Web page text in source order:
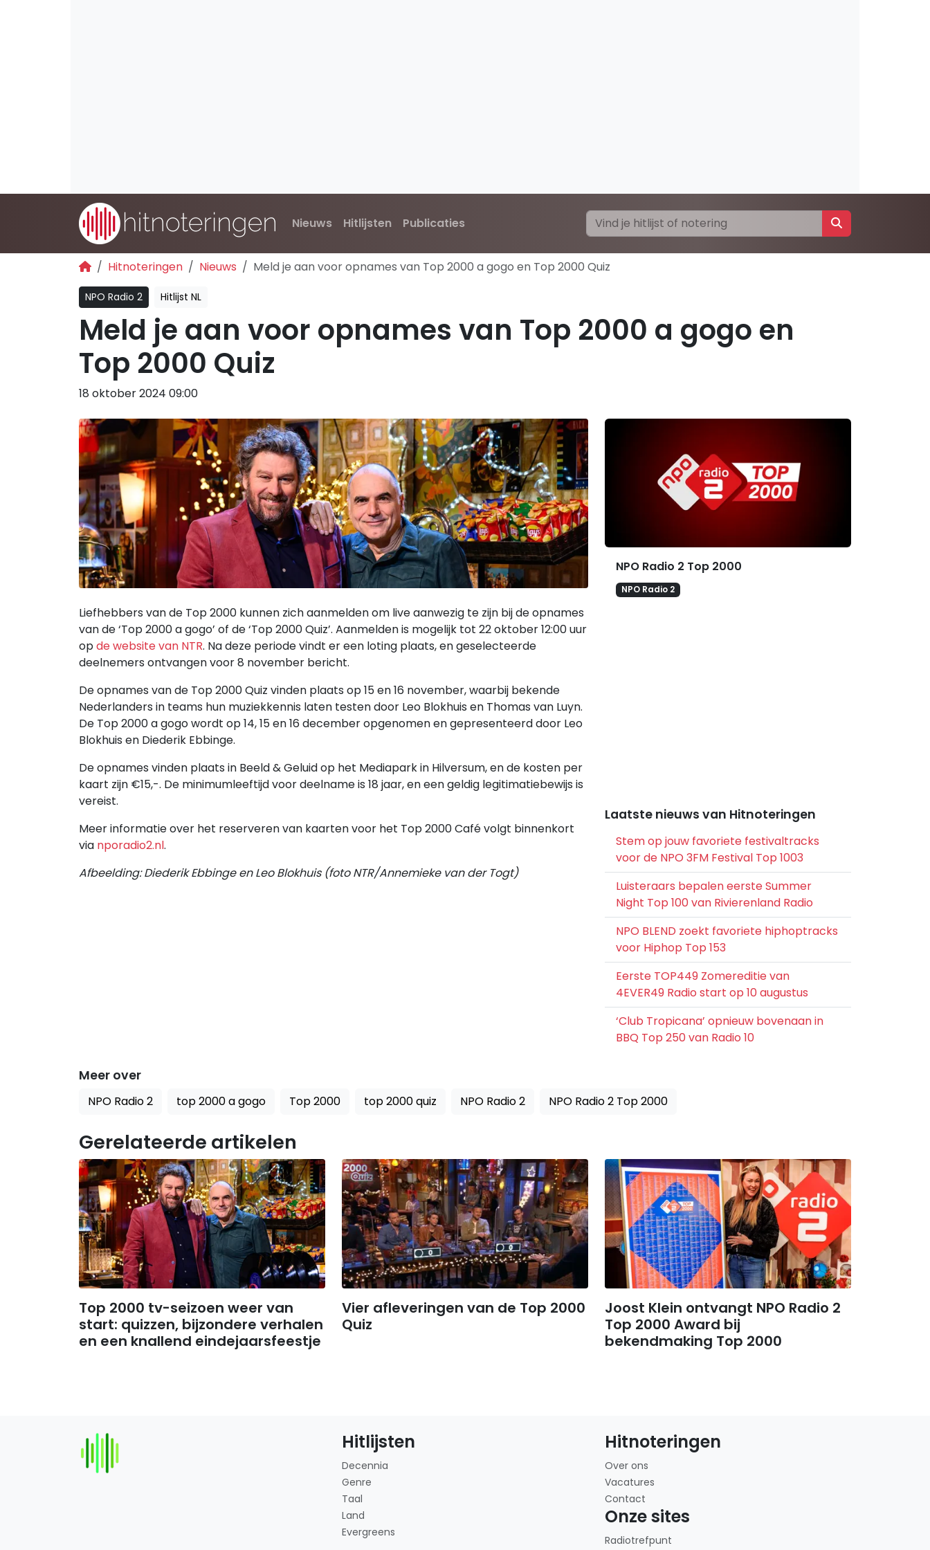
Nieuws Hitlijsten Publicaties
Hitnoteringen Nieuws Meld je aan voor opnames van Top 2000 a gogo en Top 2000 Quiz
NPO Radio 2 Hitlijst NL
Meld je aan voor opnames van Top 2000 a gogo en
Top 2000 Quiz
18 oktober 2024 09:00
Liefhebbers van de Top 2000 kunnen zich aanmelden om live aanwezig te zijn bij de opnames
van de ‘Top 2000 a gogo’ of de ‘Top 2000 Quiz’. Aanmelden is mogelijk tot 22 oktober 12:00 uur
opde website van NTR. Na deze periode vindt er een loting plaats, en geselecteerde
deelnemers ontvangen voor 8 november bericht.
De opnames van de Top 2000 Quiz vinden plaats op 15 en 16 november, waarbij bekende
Nederlanders in teams hun muziekkennis laten testen door Leo Blokhuis en Thomas van Luyn.
De Top 2000 a gogo wordt op 14, 15 en 16 december opgenomen en gepresenteerd door Leo
Blokhuis en Diederik Ebbinge.
De opnames vinden plaats in Beeld & Geluid op het Mediapark in Hilversum, en de kosten per
kaart zijn €15,-. De minimumleeftijd voor deelname is 18 jaar, en een geldig legitimatiebewijs is
vereist.
Meer informatie over het reserveren van kaarten voor het Top 2000 Café volgt binnenkort
via nporadio2.nl.
Afbeelding: Diederik Ebbinge en Leo Blokhuis (foto NTR/Annemieke van der Togt)
Gerelateerde hitlijsten
NPO Radio 2 Top 2000
NPO Radio 2
Laatste nieuws van Hitnoteringen
Stem op jouw favoriete festivaltracks
voor de NPO 3FM Festival Top 1003
Luisteraars bepalen eerste Summer
Night Top 100 van Rivierenland Radio
NPO BLEND zoekt favoriete hiphoptracks
voor Hiphop Top 153
Eerste TOP449 Zomereditie van
4EVER49 Radio start op 10 augustus
‘Club Tropicana’ opnieuw bovenaan in
BBQ Top 250 van Radio 10
Meer over
NPO Radio 2 top 2000 a gogo Top 2000 top 2000 quiz NPO Radio 2 NPO Radio 2 Top 2000
Gerelateerde artikelen
Top 2000 tv-seizoen weer van
start: quizzen, bijzondere verhalen
en een knallend eindejaarsfeestje
Vier afleveringen van de Top 2000
Quiz
Joost Klein ontvangt NPO Radio 2
Top 2000 Award bij
bekendmaking Top 2000
Hitlijsten
Decennia
Genre
Taal
Land
Evergreens
Hitnoteringen
Over ons
Vacatures
Contact
Onze sites
Radiotrefpunt